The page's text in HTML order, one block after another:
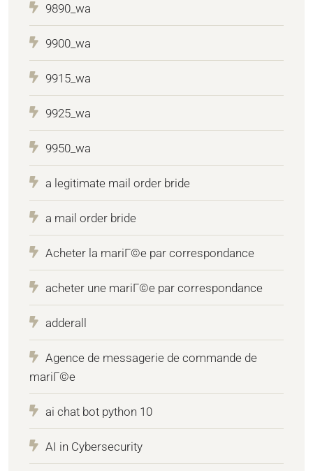
9890_wa
9900_wa
9915_wa
9925_wa
9950_wa
a legitimate mail order bride
a mail order bride
Acheter la mariГ©e par correspondance
acheter une mariГ©e par correspondance
adderall
Agence de messagerie de commande de
mariГ©e
ai chat bot python 10
AI in Cybersecurity